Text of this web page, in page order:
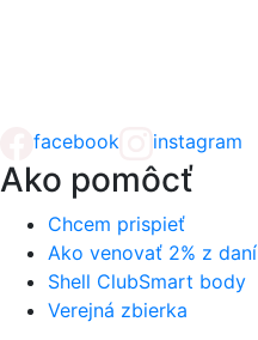
facebook instagram
Ako pomôcť
Chcem prispieť
Ako venovať 2% z daní
Shell ClubSmart body
Verejná zbierka